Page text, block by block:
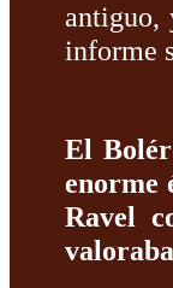
antiguo,
informe
El
enorme
Ravel